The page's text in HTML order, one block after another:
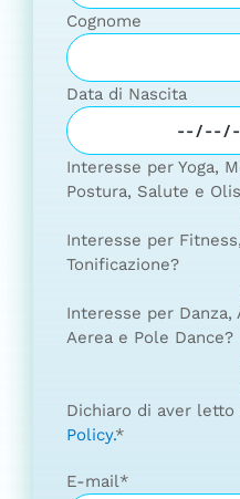
Cognome
Data di Nascita
Interesse per Yoga,
Postura, Salute e
Interesse per
Tonificazione?
Interesse per Danza,
Aerea e Pole Dance?
Dichiaro di aver
Policy.*
E-mail*